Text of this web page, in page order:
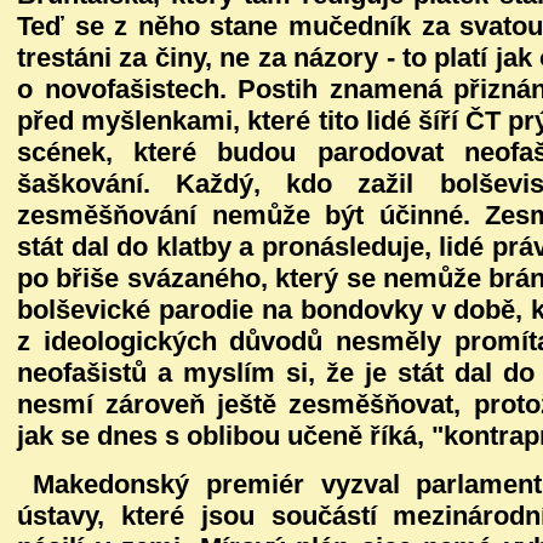
Teď se z něho stane mučedník za
trestáni za činy, ne za názory - to platí
o novofašistech. Postih znamená
před myšlenkami, které tito lidé šíří ČT
scének, které budou parodovat
šaškování. Každý, kdo zažil
zesměšňování nemůže být účinné.
stát dal do klatby a pronásleduje, lidé
po břiše svázaného, který se nemůže
bolševické parodie na bondovky v době,
z ideologických důvodů nesměly
neofašistů a myslím si, že je stát dal
nesmí zároveň ještě zesměšňovat,
jak se dnes s oblibou učeně říká,
Makedonský premiér vyzval
ústavy, které jsou součástí